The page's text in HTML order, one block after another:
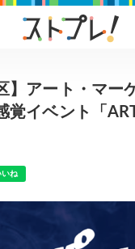
】アート・マー
覚イベント「